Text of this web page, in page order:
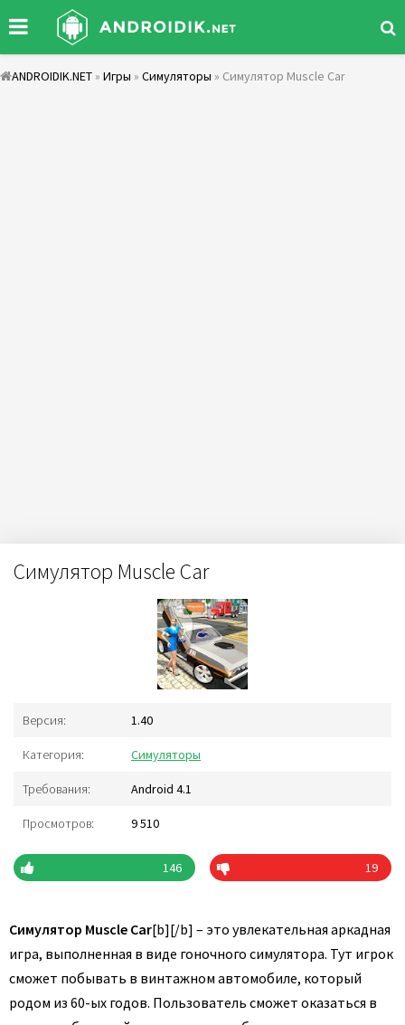
ANDROIDIK.NET » Игры » Симуляторы » Симулятор Muscle Car
Симулятор Muscle Car
Версия: 1.40
Категория: Симуляторы
Требования: Android 4.1
Просмотров: 9 510
146 19
Симулятор Muscle Car[b][/b] – это увлекательная аркадная
игра, выполненная в виде гоночного симулятора. Тут игрок
сможет побывать в винтажном автомобиле, который
родом из 60-ых годов. Пользователь сможет оказаться в